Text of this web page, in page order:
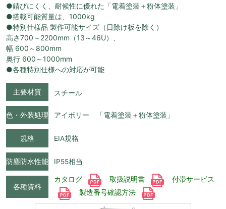
●錆びにくく、耐候性に優れた「電着塗装＋粉体塗装」
●搭載可能質量は、1000kg
●特別仕様品 製作可能サイズ（日除け板を除く）
高さ700～2200mm（13～46U）、
幅 600～800mm
奥行 600～1000mm
●各種特別仕様への対応が可能
主要材質 スチール
色・外装処理 アイボリー 「電着塗装＋粉体塗装」
規格 EIA規格
防塵防水性能 IP55相当
各種資料
カタログ 取扱説明書
付帯サービス
製造番号確認方法